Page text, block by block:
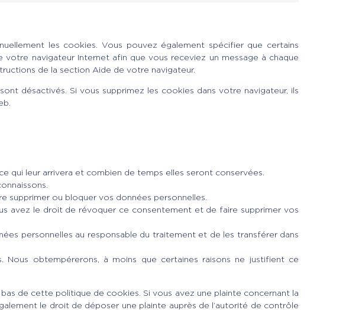
les cookies. Vous pouvez également spécifier que certains
navigateur Internet afin que vous receviez un message à chaque
de la section Aide de votre navigateur.
désactivés. Si vous supprimez les cookies dans votre navigateur, ils
qui leur arrivera et combien de temps elles seront conservées.
ou bloquer vos données personnelles.
avez le droit de révoquer ce consentement et de faire supprimer vos
personnelles au responsable du traitement et de les transférer dans
obtempérerons, à moins que certaines raisons ne justifient ce
de cette politique de cookies. Si vous avez une plainte concernant la
le droit de déposer une plainte auprès de l’autorité de contrôle